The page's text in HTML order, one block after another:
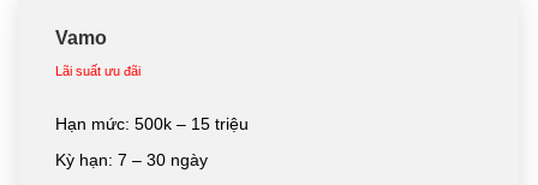
Vamo
Lãi suất ưu đãi
Hạn mức: 500k – 15 triệu
Kỳ hạn: 7 – 30 ngày